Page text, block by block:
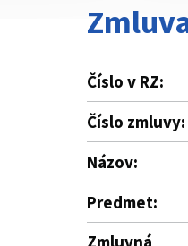
Číslo v RZ:
Číslo zmluvy:
Názov:
Predmet:
Zmluvná